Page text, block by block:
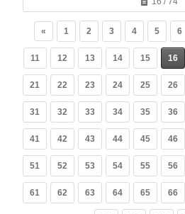
« 1 2 3 4 5 6
11 12 13 14 15 16
21 22 23 24 25 26
31 32 33 34 35 36
41 42 43 44 45 46
51 52 53 54 55 56
61 62 63 64 65 66